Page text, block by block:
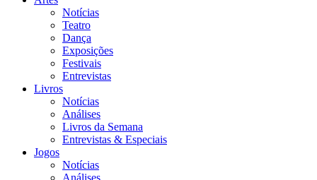
Notícias
Teatro
Dança
Exposições
Festivais
Entrevistas
Livros
Notícias
Análises
Livros da Semana
Entrevistas & Especiais
Jogos
Notícias
Análises